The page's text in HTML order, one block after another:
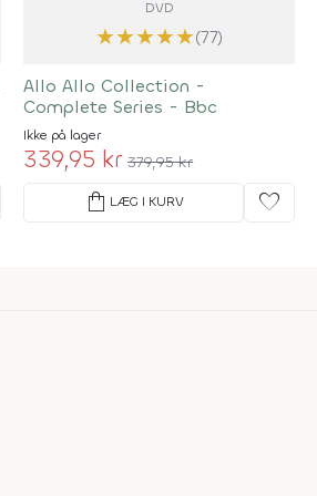
DVD
★★★★★(77)
Allo Allo Collection -
Complete Series - Bbc
Ikke på lager
339,95 kr 379,95 kr
shopping_bag LÆG I KURV favorite